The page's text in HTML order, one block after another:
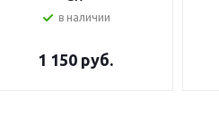
в наличии
1 150руб.